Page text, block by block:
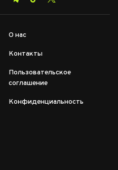
О нас
Контакты
Пользовательское
соглашение
Конфиденциальность